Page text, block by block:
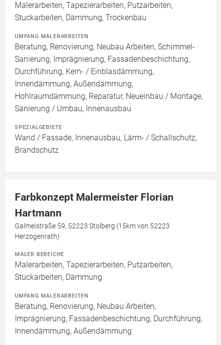
Malerarbeiten, Tapezierarbeiten, Putzarbeiten,
Stuckarbeiten, Dämmung, Trockenbau
UMFANG MALERARBEITEN
Beratung, Renovierung, Neubau Arbeiten, Schimmel-
Sanierung, Imprägnierung, Fassadenbeschichtung,
Durchführung, Kern- / Einblasdämmung,
Innendämmung, Außendämmung,
Hohlraumdämmung, Reparatur, Neueinbau / Montage,
Sanierung / Umbau, Innenausbau
SPEZIALGEBIETE
Wand / Fassade, Innenausbau, Lärm- / Schallschutz,
Brandschutz
Farbkonzept Malermeister Florian
Hartmann
Galmeistraße 59, 52223 Stolberg (15km von 52223
Herzogenrath)
MALER BEREICHE
Malerarbeiten, Tapezierarbeiten, Putzarbeiten,
Stuckarbeiten, Dämmung
UMFANG MALERARBEITEN
Beratung, Renovierung, Neubau Arbeiten,
Imprägnierung, Fassadenbeschichtung, Durchführung,
Innendämmung, Außendämmung